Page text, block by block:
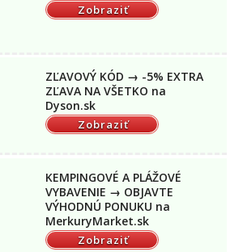
Zobraziť
ZĽAVOVÝ KÓD → -5% EXTRA
ZĽAVA NA VŠETKO na
Dyson.sk
Zobraziť
KEMPINGOVÉ A PLÁŽOVÉ
VYBAVENIE → OBJAVTE
VÝHODNÚ PONUKU na
MerkuryMarket.sk
Zobraziť